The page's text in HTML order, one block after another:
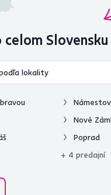
celom Slovensku
Nové
Poprad
+ 4 predajní